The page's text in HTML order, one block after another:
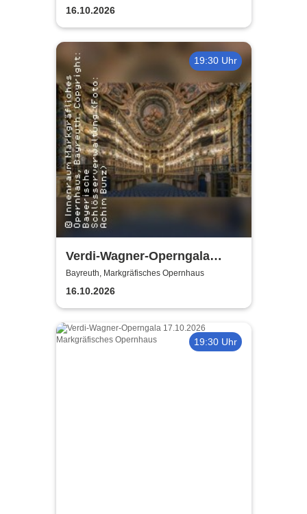
Graceland
16.10.2026
19:30 Uhr
Verdi-Wagner-Operngala
(Zusatzkonzert) - präsentiert
von Opera Classica Europa
Bayreuth, Markgräfisches Opernhaus
16.10.2026
19:30 Uhr